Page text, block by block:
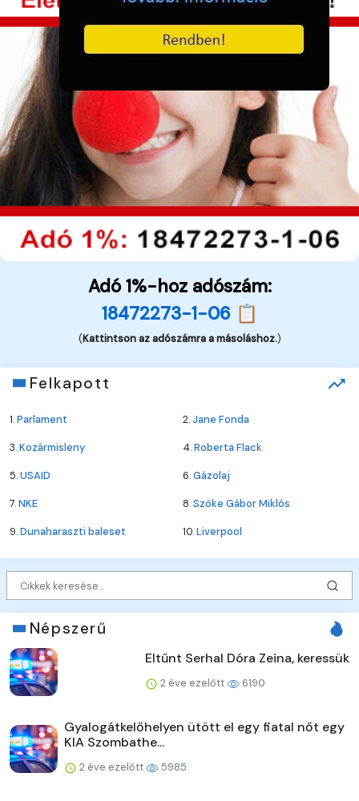
Adó 1%-hoz adószám:
18472273-1-06 📋
(Kattintson az adószámra a másoláshoz.)
Felkapott
1.Parlament 2.Jane Fonda
3.Kozármisleny 4.Roberta Flack
5.USAID 6.Gázolaj
7.NKE 8.Szőke Gábor Miklós
9.Dunaharaszti baleset 10.Liverpool
Népszerű
Eltűnt Serhal Dóra Zeina, keressük
2 éve ezelőtt 6190
Gyalogátkelőhelyen ütött el egy fiatal nőt egy
KIA Szombathe...
2 éve ezelőtt 5985